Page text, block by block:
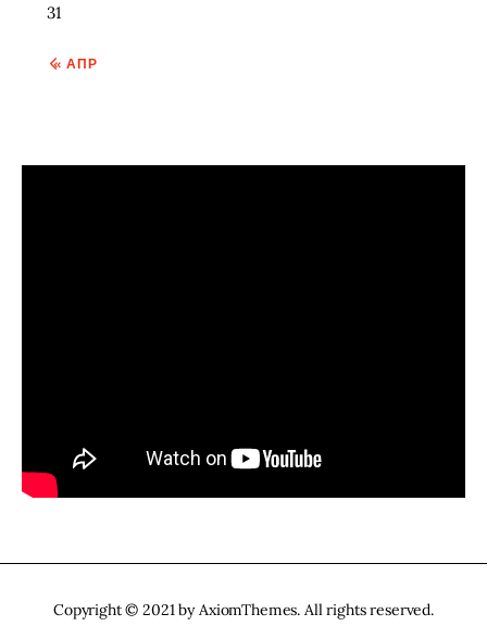
31
« АПР
Copyright © 2021 by AxiomThemes. All rights reserved.